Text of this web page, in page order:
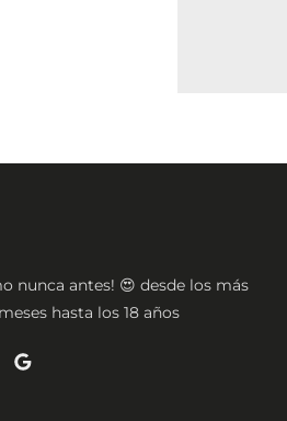
nunca antes! 😍 desde los más
hasta los 18 años